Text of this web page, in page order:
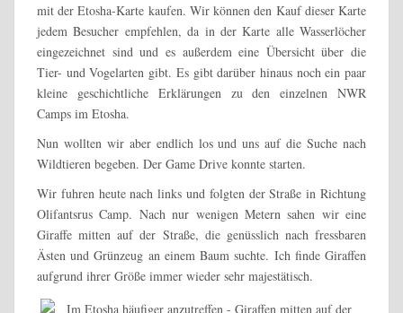
mit der Etosha-Karte kaufen. Wir können den Kauf dieser Karte
jedem Besucher empfehlen, da in der Karte alle Wasserlöcher
eingezeichnet sind und es außerdem eine Übersicht über die
Tier- und Vogelarten gibt. Es gibt darüber hinaus noch ein paar
kleine geschichtliche Erklärungen zu den einzelnen NWR
Camps im Etosha.
Nun wollten wir aber endlich los und uns auf die Suche nach
Wildtieren begeben. Der Game Drive konnte starten.
Wir fuhren heute nach links und folgten der Straße in Richtung
Olifantsrus Camp. Nach nur wenigen Metern sahen wir eine
Giraffe mitten auf der Straße, die genüsslich nach fressbaren
Ästen und Grünzeug an einem Baum suchte. Ich finde Giraffen
aufgrund ihrer Größe immer wieder sehr majestätisch.